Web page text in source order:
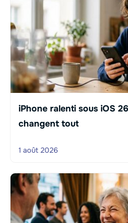
iPhone ralenti sous iOS
changent tout
1 août 2026